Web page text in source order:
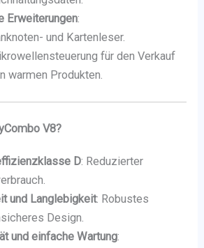
Erweiterungen:
und Kartenleser.
für den Verkauf
warmen Produkten.
V8?
D: Reduzierter
und Langlebigkeit: Robustes
Design.
und einfache Wartung: